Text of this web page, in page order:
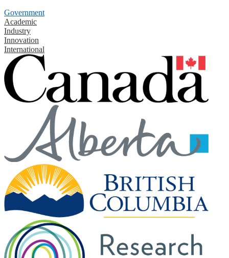
Government
Academic
Industry
Innovation
International